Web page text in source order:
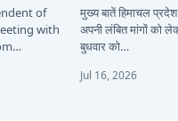
of
with
मुख्य बातें हिमाचल
अपनी लंबित मांगों को
बुधवार को…
Jul 16, 2026